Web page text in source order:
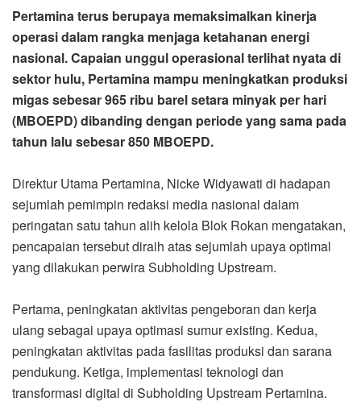
Pertamina terus berupaya memaksimalkan kinerja
operasi dalam rangka menjaga ketahanan energi
nasional. Capaian unggul operasional terlihat nyata di
sektor hulu, Pertamina mampu meningkatkan produksi
migas sebesar 965 ribu barel setara minyak per hari
(MBOEPD) dibanding dengan periode yang sama pada
tahun lalu sebesar 850 MBOEPD.
Direktur Utama Pertamina, Nicke Widyawati di hadapan
sejumlah pemimpin redaksi media nasional dalam
peringatan satu tahun alih kelola Blok Rokan mengatakan,
pencapaian tersebut diraih atas sejumlah upaya optimal
yang dilakukan perwira Subholding Upstream.
Pertama, peningkatan aktivitas pengeboran dan kerja
ulang sebagai upaya optimasi sumur existing. Kedua,
peningkatan aktivitas pada fasilitas produksi dan sarana
pendukung. Ketiga, implementasi teknologi dan
transformasi digital di Subholding Upstream Pertamina.